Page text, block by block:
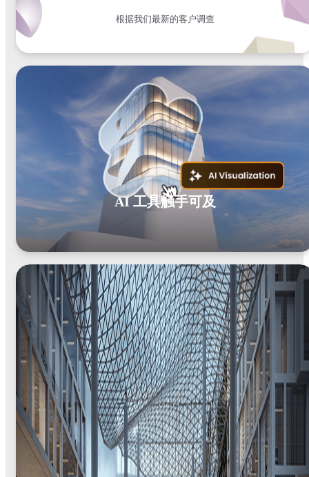
根据我们最新的客户调查
AI 工具触手可及